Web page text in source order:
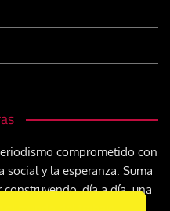
comprometido con
y la esperanza. Suma
día a día, una